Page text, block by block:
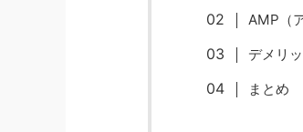
AMP（
デメリ
まとめ